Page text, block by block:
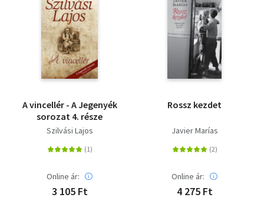
A vincellér - A Jegenyék
sorozat 4. része
Szilvási Lajos
Online ár:
3 105 Ft
Rossz kezdet
Javier Marías
Online ár:
4 275 Ft